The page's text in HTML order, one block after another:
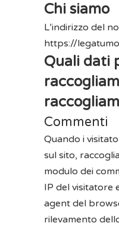
Chi siamo
L’indirizzo del
https://
Quali dati
Commenti
Quando i
sul sito,
modulo dei
IP del visitatore
agent del
rilevamento